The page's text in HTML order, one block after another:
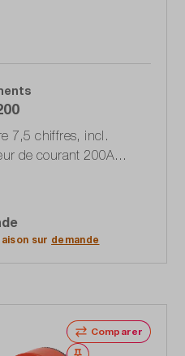
7,5 chiffres, incl.
de courant 200A
sur demande
Comparer